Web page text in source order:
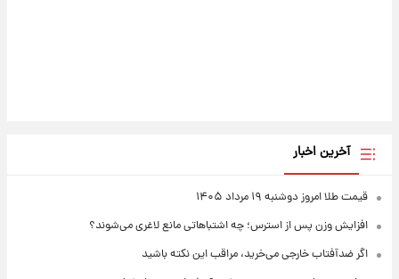
آخرین اخبار
قیمت طلا امروز دوشنبه ۱۹ مرداد ۱۴۰۵
افزایش وزن پس از استرس؛ چه اشتباهاتی مانع لاغری می‌شوند؟
اگر ضدآفتاب خارجی می‌خرید، مراقب این نکته باشید